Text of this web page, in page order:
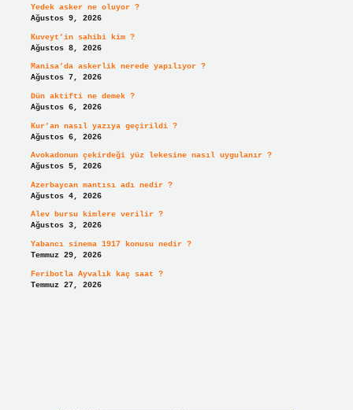
Yedek asker ne oluyor ?
Ağustos 9, 2026
Kuveyt’in sahibi kim ?
Ağustos 8, 2026
Manisa’da askerlik nerede yapılıyor ?
Ağustos 7, 2026
Dün aktifti ne demek ?
Ağustos 6, 2026
Kur’an nasıl yazıya geçirildi ?
Ağustos 6, 2026
Avokadonun çekirdeği yüz lekesine nasıl uygulanır ?
Ağustos 5, 2026
Azerbaycan mantısı adı nedir ?
Ağustos 4, 2026
Alev bursu kimlere verilir ?
Ağustos 3, 2026
Yabancı sinema 1917 konusu nedir ?
Temmuz 29, 2026
Feribotla Ayvalık kaç saat ?
Temmuz 27, 2026